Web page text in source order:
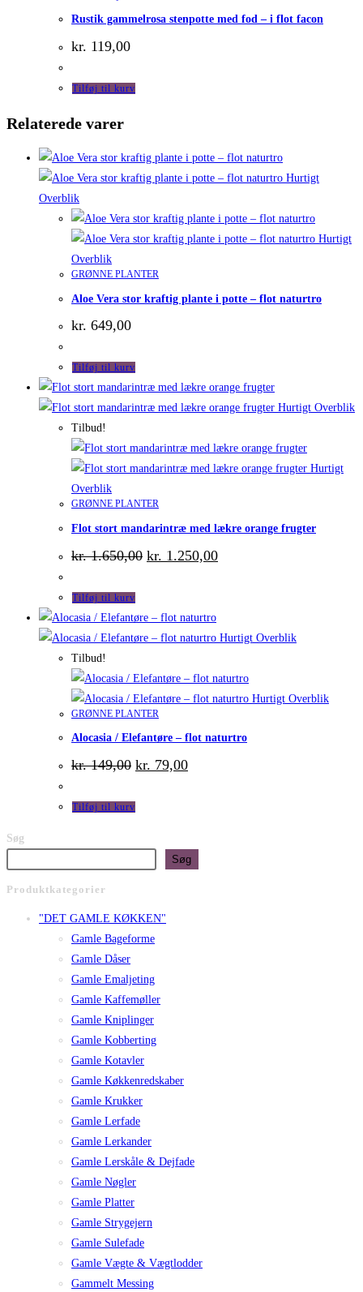
Rustik gammelrosa stenpotte med fod – i flot facon
kr. 119,00
Tilføj til kurv
Relaterede varer
Hurtigt
Overblik
Hurtigt
Overblik
GRØNNE PLANTER
Aloe Vera stor kraftig plante i potte – flot naturtro
kr. 649,00
Tilføj til kurv
Hurtigt Overblik
Tilbud!
Hurtigt
Overblik
GRØNNE PLANTER
Flot stort mandarintræ med lækre orange frugter
kr.1.650,00 Den
oprindelige
kr. 1.650,00.
kr. 1.250,00Den
aktuelle
Tilføj til kurv
Hurtigt Overblik
Tilbud!
Hurtigt Overblik
GRØNNE PLANTER
Alocasia / Elefantøre – flot naturtro
kr.149,00 Den
oprindelige
var:
kr. 79,00Den
aktuelle
Tilføj til kurv
Søg
Søg
Produktkategorier
"DET GAMLE KØKKEN"
Gamle Bageforme
Gamle Dåser
Gamle Emaljeting
Gamle Kaffemøller
Gamle Kniplinger
Gamle Kobberting
Gamle Kotavler
Gamle Køkkenredskaber
Gamle Krukker
Gamle Lerfade
Gamle Lerkander
Gamle Lerskåle & Dejfade
Gamle Nøgler
Gamle Platter
Gamle Strygejern
Gamle Sulefade
Gamle Vægte & Vægtlodder
Gammelt Messing